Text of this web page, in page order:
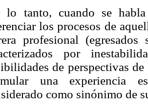
lo tanto, cuando se
los procesos de
profesional
por
de perspectivas
una experiencia
como sinónimo de